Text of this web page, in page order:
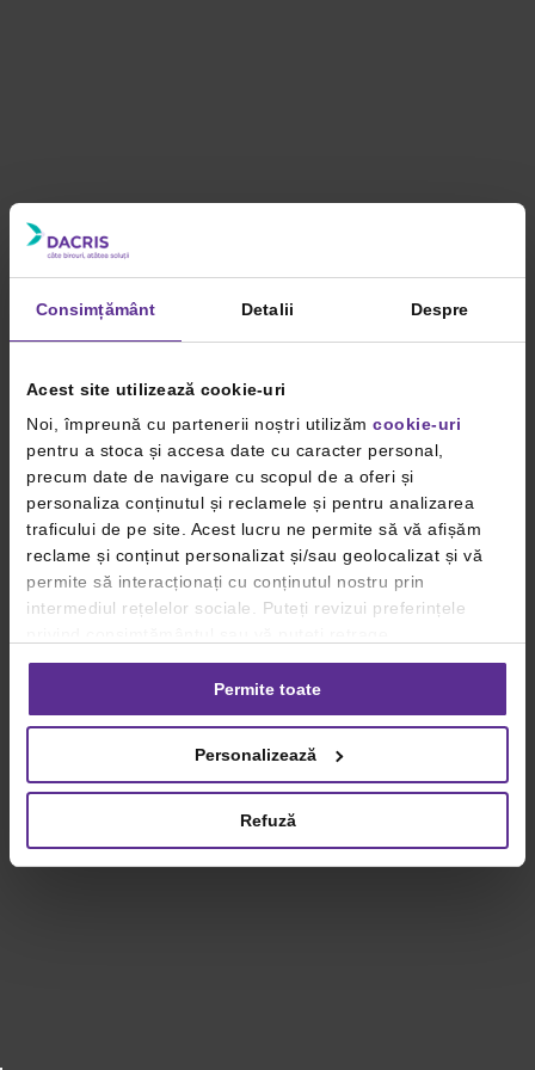
Consimțământ Detalii Despre
Acest site utilizează cookie-uri
Noi, împreună cu partenerii noștri utilizăm cookie-uri
pentru a stoca și accesa date cu caracter personal,
precum date de navigare cu scopul de a oferi și
personaliza conținutul și reclamele și pentru analizarea
traficului de pe site. Acest lucru ne permite să vă afișăm
reclame și conținut personalizat și/sau geolocalizat și vă
permite să interacționați cu conținutul nostru prin
intermediul rețelelor sociale. Puteți revizui preferințele
consimțământul oricând, făcând click pe linkul către
setările dvs. de cookie-uri.
privind utilizarea modulelor cookie.Detalii
Permite toate
Personalizează
Refuză